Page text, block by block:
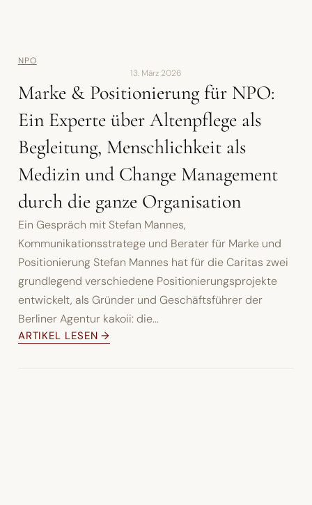
NPO
13. März 2026
Marke & Positionierung für NPO:
Ein Experte über Altenpflege als
Begleitung, Menschlichkeit als
Medizin und Change Management
durch die ganze Organisation
Ein Gespräch mit Stefan Mannes,
Kommunikationsstratege und Berater für Marke und
Positionierung Stefan Mannes hat für die Caritas zwei
grundlegend verschiedene Positionierungsprojekte
entwickelt, als Gründer und Geschäftsführer der
Berliner Agentur kakoii: die...
ARTIKEL LESEN →